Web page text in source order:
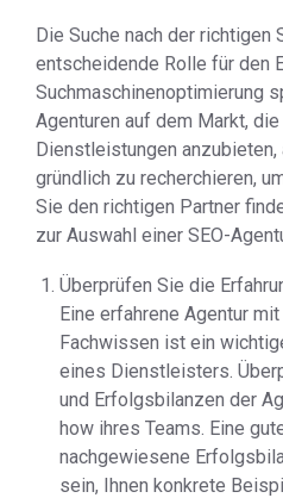
Die Suche nach der richtigen
entscheidende Rolle für den
Suchmaschinenoptimierung
Agenturen auf dem Markt,
Dienstleistungen
gründlich zu recherchieren,
Sie den richtigen Partner
zur Auswahl einer SEO-
Überprüfen Sie die
Eine erfahrene Agentur
Fachwissen ist ein
eines Dienstleisters.
und Erfolgsbilanzen der
how ihres Teams. Eine
nachgewiesene
sein, Ihnen konkrete